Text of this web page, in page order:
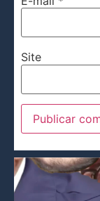
Site